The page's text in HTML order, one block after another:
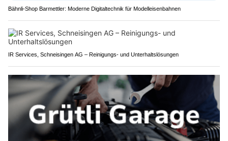
Bähnli-Shop Barmettler: Moderne Digitaltechnik für Modelleisenbahnen
IR Services, Schneisingen AG – Reinigungs- und Unterhaltslösungen